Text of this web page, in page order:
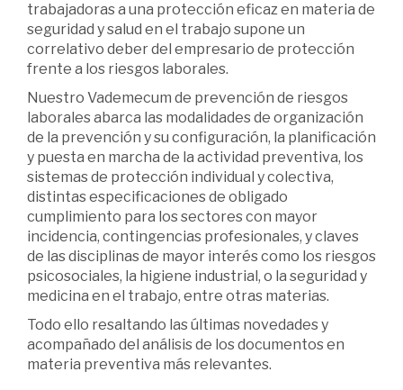
trabajadoras a una protección eficaz en materia de
seguridad y salud en el trabajo supone un
correlativo deber del empresario de protección
frente a los riesgos laborales.
Nuestro Vademecum de prevención de riesgos
laborales abarca las modalidades de organización
de la prevención y su configuración, la planificación
y puesta en marcha de la actividad preventiva, los
sistemas de protección individual y colectiva,
distintas especificaciones de obligado
cumplimiento para los sectores con mayor
incidencia, contingencias profesionales, y claves
de las disciplinas de mayor interés como los riesgos
psicosociales, la higiene industrial, o la seguridad y
medicina en el trabajo, entre otras materias.
Todo ello resaltando las últimas novedades y
acompañado del análisis de los documentos en
materia preventiva más relevantes.